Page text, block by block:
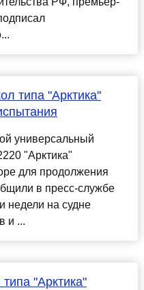
типа "Арктика"
универсальный
"Арктика"
для продолжения
в пресс-службе
недели на судне
и ...
"Арктика"